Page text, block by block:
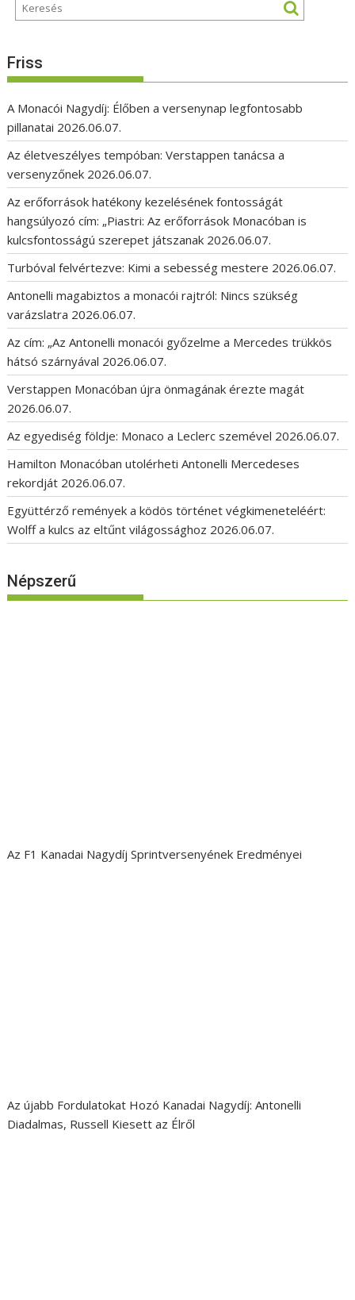
Friss
A Monacói Nagydíj: Élőben a versenynap legfontosabb
pillanatai 2026.06.07.
Az életveszélyes tempóban: Verstappen tanácsa a
versenyzőnek 2026.06.07.
Az erőforrások hatékony kezelésének fontosságát
hangsúlyozó cím: „Piastri: Az erőforrások Monacóban is
kulcsfontosságú szerepet játszanak 2026.06.07.
Turbóval felvértezve: Kimi a sebesség mestere 2026.06.07.
Antonelli magabiztos a monacói rajtról: Nincs szükség
varázslatra 2026.06.07.
Az cím: „Az Antonelli monacói győzelme a Mercedes trükkös
hátsó szárnyával 2026.06.07.
Verstappen Monacóban újra önmagának érezte magát
2026.06.07.
Az egyediség földje: Monaco a Leclerc szemével 2026.06.07.
Hamilton Monacóban utolérheti Antonelli Mercedeses
rekordját 2026.06.07.
Együttérző remények a ködös történet végkimeneteléért:
Wolff a kulcs az eltűnt világossághoz 2026.06.07.
Népszerű
Az F1 Kanadai Nagydíj Sprintversenyének Eredményei
Az újabb Fordulatokat Hozó Kanadai Nagydíj: Antonelli
Diadalmas, Russell Kiesett az Élről